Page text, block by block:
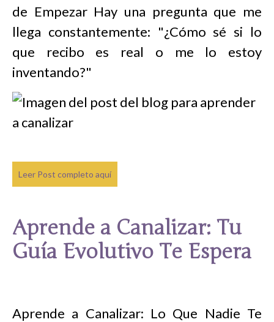
de Empezar Hay una pregunta que me
llega constantemente: "¿Cómo sé si lo
que recibo es real o me lo estoy
inventando?"
Leer Post completo aquí
Aprende a Canalizar: Tu
Guía Evolutivo Te Espera
Aprende a Canalizar: Lo Que Nadie Te